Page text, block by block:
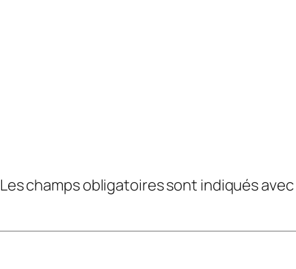
Les champs obligatoires sont indiqués avec